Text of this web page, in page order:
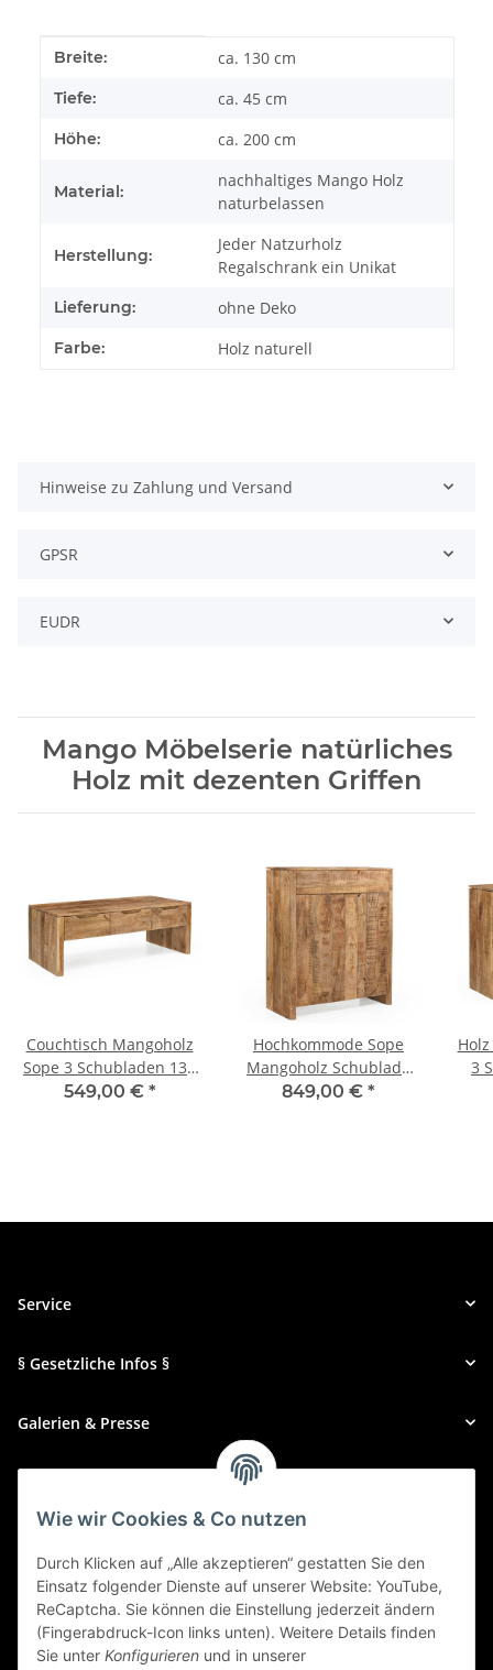
Wie wir Cookies & Co nutzen
Durch Klicken auf „Alle akzeptieren“ gestatten Sie den
Einsatz folgender Dienste auf unserer Website: YouTube,
ReCaptcha. Sie können die Einstellung jederzeit ändern
(Fingerabdruck-Icon links unten). Weitere Details finden
Sie unter Konfigurieren und in unserer
Produkteigenschaft
Wert
Breite: ca. 130 cm
Tiefe: ca. 45 cm
Höhe: ca. 200 cm
Material:
nachhaltiges Mango Holz
naturbelassen
Herstellung:
Jeder Natzurholz
Regalschrank ein Unikat
Lieferung: ohne Deko
Farbe: Holz naturell
Hinweise zu Zahlung und Versand
GPSR
EUDR
Mango Möbelserie natürliches
Holz mit dezenten Griffen
Couchtisch Mangoholz
Sope 3 Schubladen 130
cm
549,00 € *
Hochkommode Sope
Mangoholz Schublade
115 cm
849,00 € *
3
Service
§ Gesetzliche Infos §
Galerien & Presse